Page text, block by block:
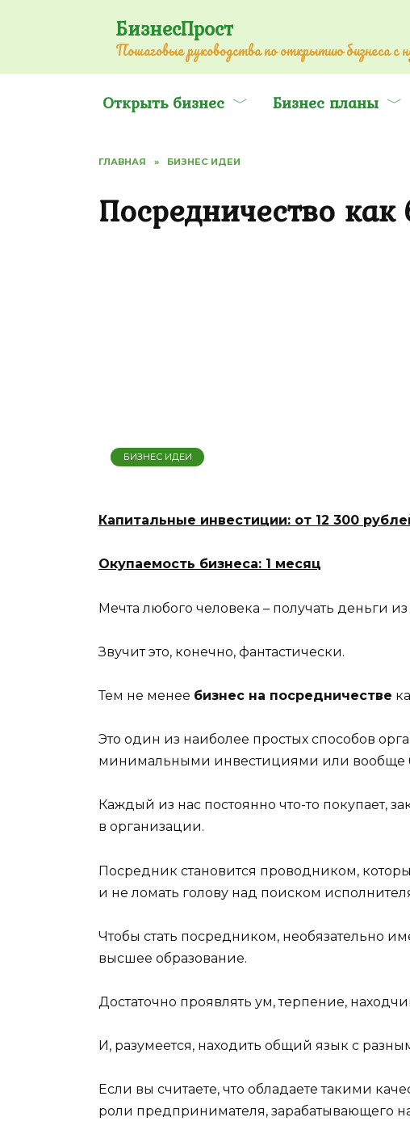
БизнесПрост
Пошаговые руководства по открытию бизнеса с
Открыть бизнес Бизнес планы
ГЛАВНАЯ » БИЗНЕС ИДЕИ
Посредничество как
БИЗНЕС ИДЕИ
Капитальные инвестиции: от 12 300
Окупаемость бизнеса: 1 месяц
Мечта любого человека – получать деньги из
Звучит это, конечно, фантастически.
Тем не менее бизнес на посредничестве
Это один из наиболее простых способов
минимальными инвестициями или вообще
Каждый из нас постоянно что-то покупает,
в организации.
Посредник становится проводником,
и не ломать голову над поиском
Чтобы стать посредником, необязательно
высшее образование.
Достаточно проявлять ум, терпение,
И, разумеется, находить общий язык с
Если вы считаете, что обладаете такими
роли предпринимателя, зарабатывающего